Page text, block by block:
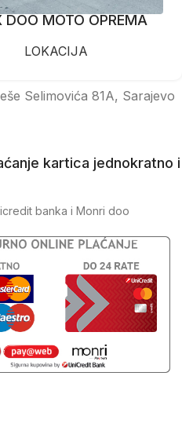
DOO MOTO OPREMA
LOKACIJA
Selimovića 81A, Sarajevo
kartica jednokratno i
banka i Monri doo